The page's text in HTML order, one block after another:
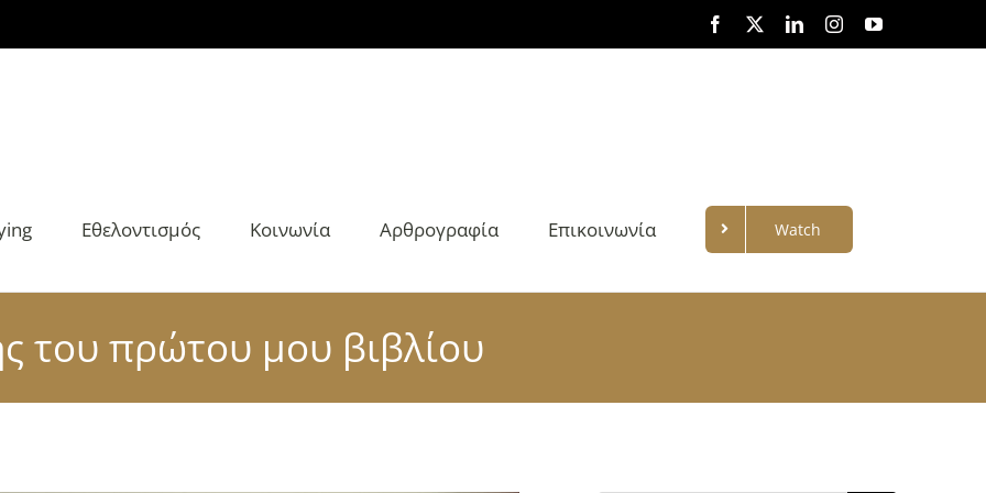
Facebook LinkedInInstagramYouTube
Εθελοντισμός Κοινωνία Αρθρογραφία Επικοινωνία Watch
του πρώτου μου βιβλίου